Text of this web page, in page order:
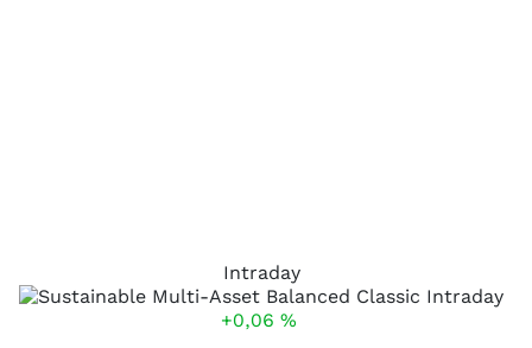
Intraday
+0,06 %